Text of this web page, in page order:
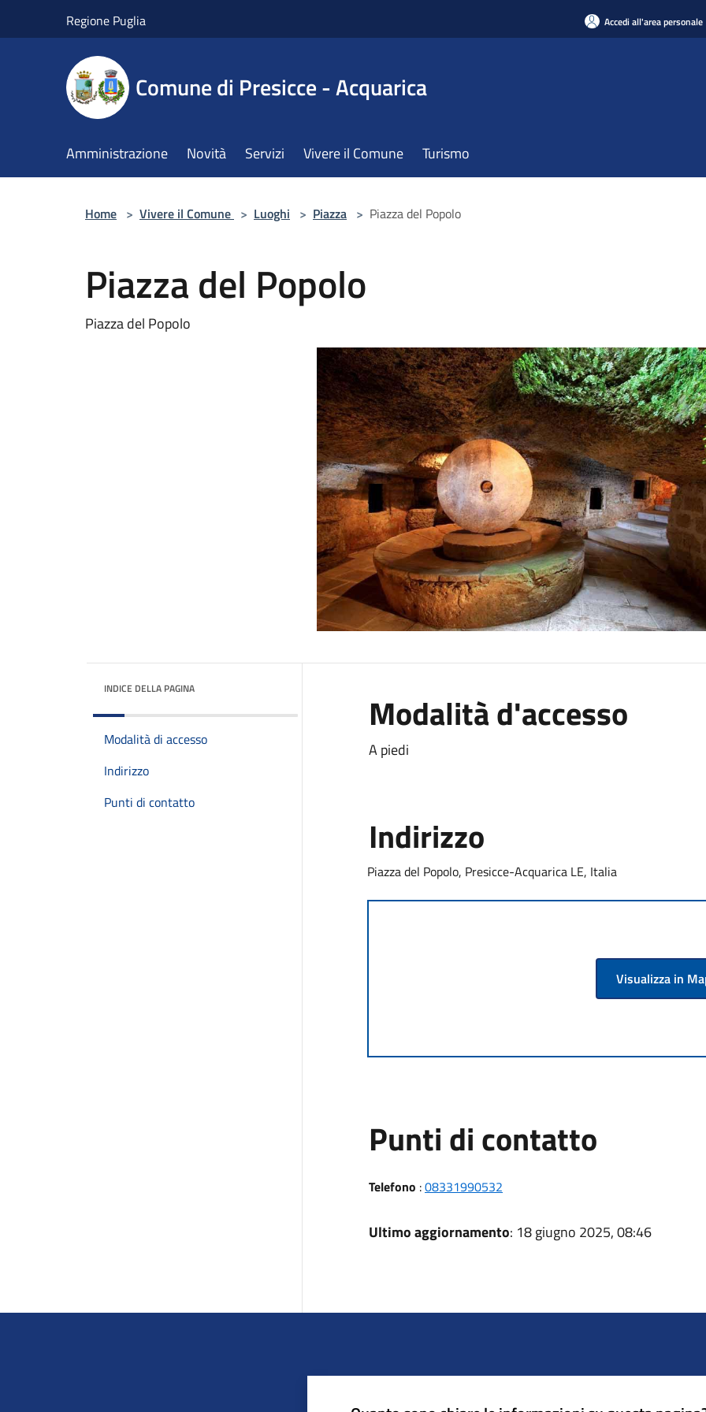
Regione Puglia Accedi all'area personale
Comune di Presicce - Acquarica
Amministrazione Novità Servizi Vivere il Comune Turismo
Home > Vivere il Comune > Luoghi > Piazza > Piazza del Popolo
Piazza del Popolo
Piazza del Popolo
INDICE DELLA PAGINA
Modalità di accesso
Indirizzo
Punti di contatto
Modalità d'accesso
A piedi
Indirizzo
Piazza del Popolo, Presicce-Acquarica LE, Italia
Visualizza in
Punti di contatto
Telefono :08331990532
Ultimo aggiornamento: 18 giugno 2025, 08:46